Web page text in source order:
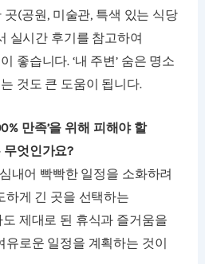
곳(공원, 미술관, 특색 있는 식당
실시간 후기를 참고하여
좋습니다. ‘내 주변’ 숨은 명소
것도 큰 도움이 됩니다.
만족’을 위해 피해야 할
무엇인가요?
내어 빡빡한 일정을 소화하려
하게 긴 곳을 선택하는
제대로 된 휴식과 즐거움을
유로운 일정을 계획하는 것이